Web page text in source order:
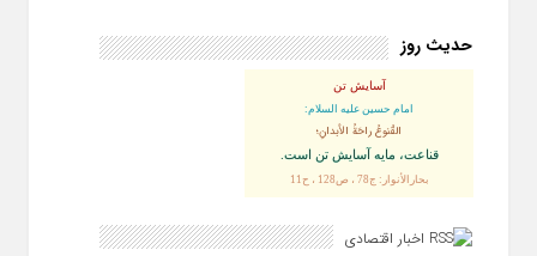
حدیث روز
آسایش تن
امام حسین علیه السلام:
القُنوعُ راحَةُ الأبدانِ؛
قناعت، مايه آسايش تن است.
بحارالأنوار: ج78 ، ص128 ، ح11
اخبار اقتصادی